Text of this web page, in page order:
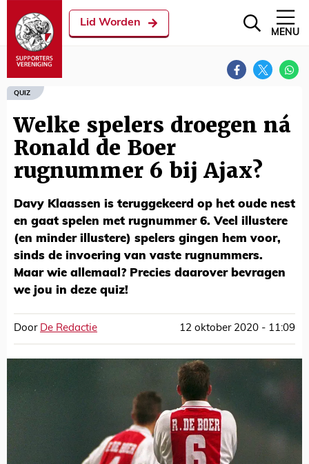
Lid Worden
MENU
QUIZ
Welke spelers droegen ná
Ronald de Boer
rugnummer 6 bij Ajax?
Davy Klaassen is teruggekeerd op het oude nest
en gaat spelen met rugnummer 6. Veel illustere
(en minder illustere) spelers gingen hem voor,
sinds de invoering van vaste rugnummers.
Maar wie allemaal? Precies daarover bevragen
we jou in deze quiz!
Door De Redactie 12 oktober 2020 - 11:09